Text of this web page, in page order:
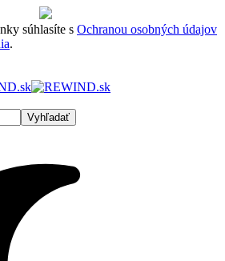
súhlasíte s Ochranou osobných údajov
.